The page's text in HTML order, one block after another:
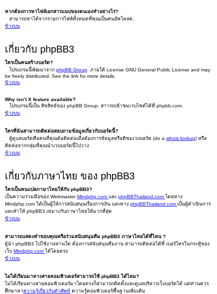
หากต้องการหาไฟล์เอกสารแนบของตนเองทำอย่างไร?
สามารถหาได้จากรายการไฟล์ทั้งหมดที่คุณเป็นคนอัพโหลด,
ข้างบน
เกี่ยวกับ phpBB3
ใครเป็นคนสร้างบอร์ด?
โปรแกรมนี้พัฒนาจาก phpBB Group . ภายใต้ License GNU General Public License and may
be freely distributed. See the link for more details.
ข้างบน
Why isn’t X feature available?
โปรแกรมนี้เป็น ลิขสิทธ์ของ phpBB Group. สาารถเข้าชมเวบไซต์ได้ที่ phpbb.com.
ข้างบน
ใครที่ฉันสามารถติดต่อสอบถามข้อมูลเกี่ยวกับบอร์ดนี้?
ผู้ดูแลบอร์ดคือคนที่คุณต้อติดต่อเมื่อต้องการข้อมูลหรือติชมเวบบอร์ด (do a whois lookup) หรือ
ติดต่อจากกลุ่มที่คุณนำเวบบอร์ดนี้ไปวาง
ข้างบน
เกี่ยวกับภาษาไทย ของ phpBB3
ใครเป็นคนแปลภาษาไทยให้กับ phpBB3?
เป็นความร่วมมือของ WebmasterMindphp.com และ phpBBThailand.com โดยทาง
Mindphp.com ได้เป็นผู้ให้การสนับสนุนเรื่องการเงิน และทาง phpBBThailand.com เป็นผู้ดำเนินการ
และทำให้ phpBB3 เหมาะกับภาษาไทยให้มากที่สุด
ข้างบน
สามารถแสดงคำขอบคุณหรือร่วมสนับสนุนทีม phpBB3 ภาษาไทยได้ที่ไหน ?
ผู้นำ phpBB3 ไปใช้งานท่านใด ต้องการสนับสนุนทีมงาน สามารถติดต่อได้ที่ เบอร์โทรในกระทู้ของ
เว็บ Mindphp.comได้โดยตรง
ข้างบน
ไม่ได้เรียนมาทางสายคอมพิวเตอร์สามารถใช้ phpBB3 ได้ไหม?
ไม่ได้เรียนทางสายคอมพิวเตอร์มาโดยตรงก็สามารถติดตั้งและดูแลบริหารเว็บบอร์ดได้ แต่ท่านควร
ศึกษาหาความรู้เกี่ยวกับคำศัพท์ ความรู้คอมพิวเตอร์พื้นฐานเพิ่มเติม